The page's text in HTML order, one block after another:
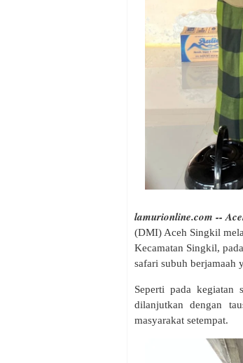
lamurionline.com --
(DMI) Aceh Singkil
Kecamatan Singkil,
safari subuh berjamaah
Seperti pada kegiatan
dilanjutkan dengan
masyarakat setempat.